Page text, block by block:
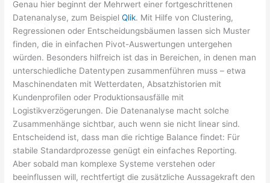
Genau hier beginnt der Mehrwert einer fortgeschrittenen
Datenanalyse, zum BeispielQlik. Mit Hilfe von Clustering,
Regressionen oder Entscheidungsbäumen lassen sich Muster
finden, die in einfachen Pivot-Auswertungen untergehen
würden. Besonders hilfreich ist das in Bereichen, in denen man
unterschiedliche Datentypen zusammenführen muss – etwa
Maschinendaten mit Wetterdaten, Absatzhistorien mit
Kundenprofilen oder Produktionsausfälle mit
Logistikverzögerungen. Die Datenanalyse macht solche
Zusammenhänge sichtbar, auch wenn sie nicht linear sind.
Entscheidend ist, dass man die richtige Balance findet: Für
stabile Standardprozesse genügt ein einfaches Reporting.
Aber sobald man komplexe Systeme verstehen oder
beeinflussen will, rechtfertigt die zusätzliche Aussagekraft den